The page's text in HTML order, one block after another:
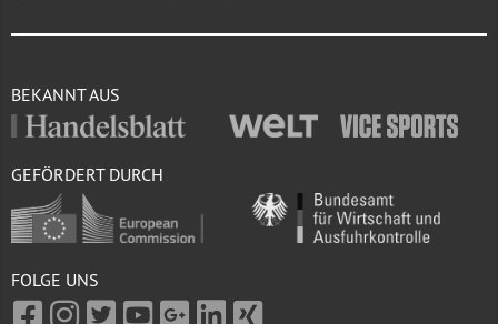
BEKANNT AUS
GEFÖRDERT DURCH
FOLGE UNS